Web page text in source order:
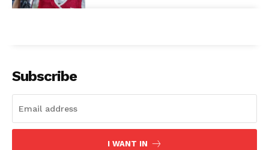
Subscribe
I WANT IN